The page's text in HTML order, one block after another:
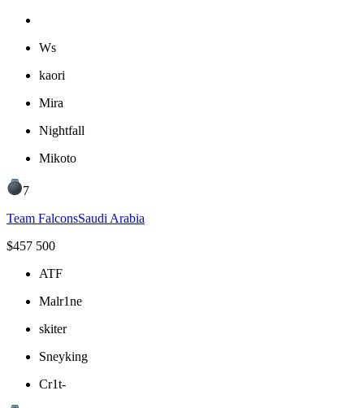
Ws
kaori
Mira
Nightfall
Mikoto
7
Team FalconsSaudi Arabia
$457 500
ATF
Malr1ne
skiter
Sneyking
Cr1t-